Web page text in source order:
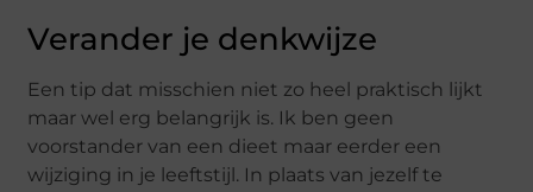
Verander je denkwijze
Een tip dat misschien niet zo heel praktisch lijkt
maar wel erg belangrijk is. Ik ben geen
voorstander van een dieet maar eerder een
wijziging in je leeftstijl. In plaats van jezelf te